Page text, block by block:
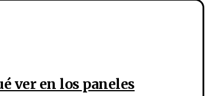
ver en los paneles